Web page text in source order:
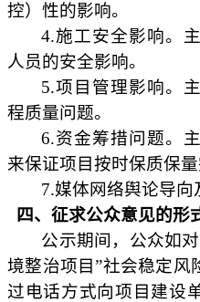
控）性的影响。
4.施工安全影响。
人员的安全影响。
5.项目管理影响。
程质量问题。
6.资金筹措问题。
来保证项目按时保质保量
7.媒体网络舆论导向
四、征求公众意见的形
公示期间，公众如对
境整治项目”社会稳定风
过电话方式向项目建设